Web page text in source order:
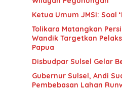
Ketua Umum JMSI: Soal
Tolikara Matangkan
Wandik Targetkan
Papua
Disbudpar Sulsel Gelar
Gubernur Sulsel, Andi
Pembebasan Lahan